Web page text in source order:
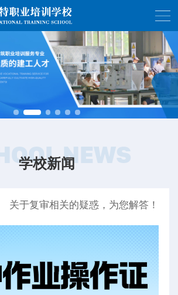
NEWS
学校新闻
关于复审相关的疑惑，为您解答！